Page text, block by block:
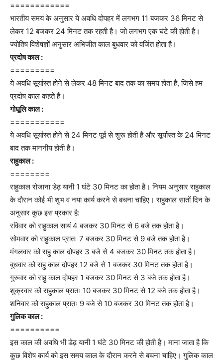
============
भारतीय समय के अनुसार ये अवधि दोपहर में लगभग 11 बजकर 36 मिनट से
लेकर 12 बजकर 24 मिनट तक रहती है। जो लगभग एक घंटे की होती है।
ज्योतिष विशेषज्ञों अनुसार अभिजीत काल बुधवार को वर्जित होता है।
प्रदोष काल :
=========
ये अवधि सूर्यास्त होने से लेकर 48 मिनट बाद तक का समय होता है, जिसे हम
प्रदोष काल कहते हैं।
गोधूलि काल :
===========
ये अवधि सूर्यास्त होने से 24 मिनट पूर्व से शुरू होती है और सूर्यास्त के 24 मिनट
बाद तक माननीय होती है।
राहुकाल :
========
राहुकाल रोजाना डेढ़ यानी 1 घंटे 30 मिनट का होता है। नियम अनुसार राहुकाल
के दौरान कोई भी शुभ व नया कार्य करने से बचना चाहिए। राहुकाल सातों दिन के
अनुसार कुछ इस प्रकार है:
रविवार को राहुकाल सायं 4 बजकर 30 मिनट से 6 बजे तक होता है।
सोमवार को राहुकाल प्रातः 7 बजकर 30 मिनट से 9 बजे तक होता है।
मंगलवार को राहु काल दोपहर 3 बजे से 4 बजकर 30 मिनट तक होता है।
बुधवार को राहु काल दोपहर 12 बजे से 1 बजकर 30 मिनट तक होता है।
गुरुवार को राहु काल दोपहर 1 बजकर 30 मिनट से 3 बजे तक होता है।
शुक्रवार को राहुकाल प्रातः 10 बजकर 30 मिनट से 12 बजे तक होता है।
शनिवार को राहुकाल प्रातः 9 बजे से 10 बजकर 30 मिनट तक होता है।
गुलिक काल :
==========
इस काल की अवधि भी डेढ़ यानी 1 घंटे 30 मिनट की होती है। माना जाता है कि
कुछ विशेष कार्य को इस समय काल के दौरान करने से बचना चाहिए। गुलिक काल